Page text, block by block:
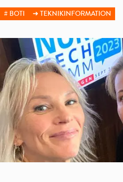
BOTI TEKNIKINFORMATION